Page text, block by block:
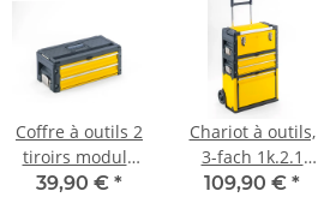
Coffre à outils 2
tiroirs module
d'extension
39,90 € *
Chariot à outils,
3-fach 1k.2.1
Comfort jaune
109,90 € *